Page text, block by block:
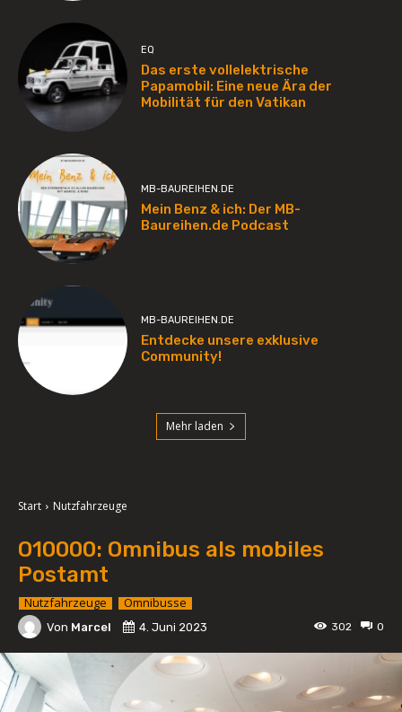
EQ
Das erste vollelektrische
Papamobil: Eine neue Ära der
Mobilität für den Vatikan
MB-BAUREIHEN.DE
Mein Benz & ich: Der MB-
Baureihen.de Podcast
MB-BAUREIHEN.DE
Entdecke unsere exklusive
Community!
Mehr laden